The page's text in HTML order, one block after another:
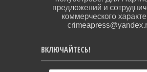
предложений и
коммерческого
ВКЛЮЧАЙТЕСЬ!